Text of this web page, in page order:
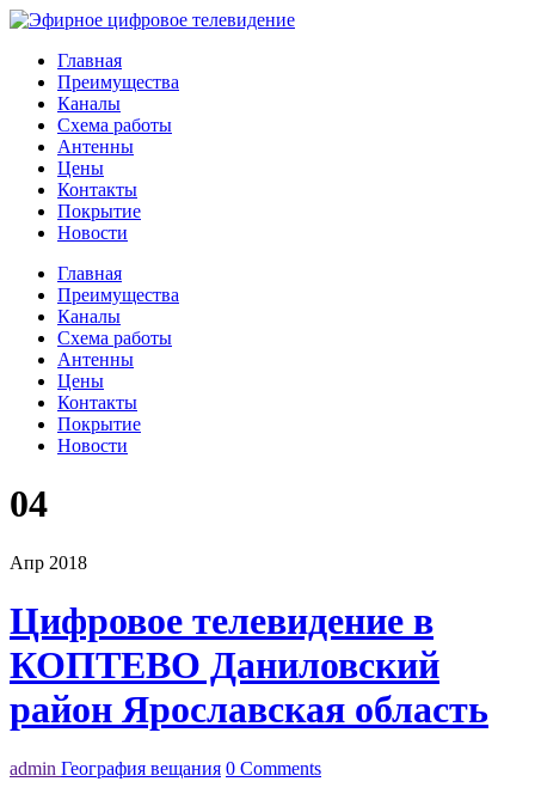
Главная
Преимущества
Каналы
Схема работы
Антенны
Цены
Контакты
Покрытие
Новости
Главная
Преимущества
Каналы
Схема работы
Антенны
Цены
Контакты
Покрытие
Новости
04
Апр 2018
Цифровое телевидение в
КОПТЕВО Даниловский
район Ярославская область
admin География вещания 0 Comments